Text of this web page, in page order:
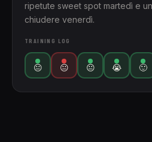
ripetute sweet spot martedì e
chiudere venerdì.
TRAINING LOG
😐 😐 😐 😭 🙂